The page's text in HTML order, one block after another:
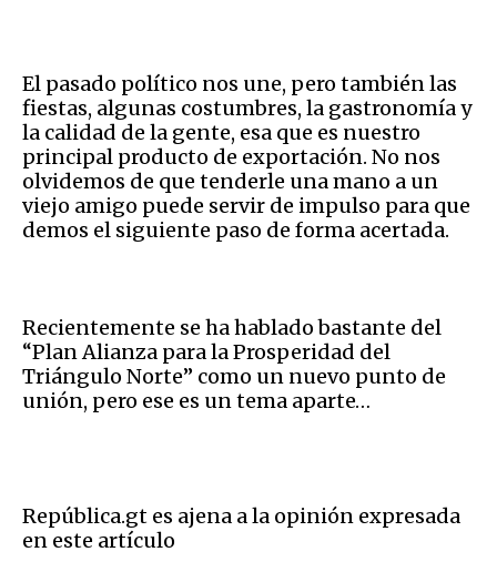
El pasado político nos une, pero también las
fiestas, algunas costumbres, la gastronomía y
la calidad de la gente, esa que es nuestro
principal producto de exportación. No nos
olvidemos de que tenderle una mano a un
viejo amigo puede servir de impulso para que
demos el siguiente paso de forma acertada.
Recientemente se ha hablado bastante del
“Plan Alianza para la Prosperidad del
Triángulo Norte” como un nuevo punto de
unión, pero ese es un tema aparte…
República.gt es ajena a la opinión expresada
en este artículo